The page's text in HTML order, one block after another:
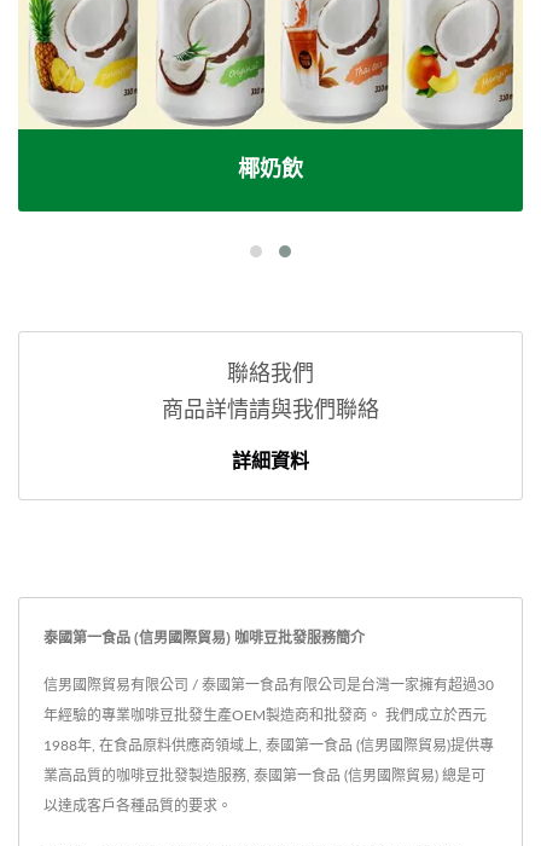
椰奶飲
聯絡我們
商品詳情請與我們聯絡
詳細資料
泰國第一食品 (信男國際貿易) 咖啡豆批發服務簡介
信男國際貿易有限公司 / 泰國第一食品有限公司是台灣一家擁有超過30
年經驗的專業咖啡豆批發生產OEM製造商和批發商。 我們成立於西元
1988年, 在食品原料供應商領域上, 泰國第一食品 (信男國際貿易)提供專
業高品質的咖啡豆批發製造服務, 泰國第一食品 (信男國際貿易) 總是可
以達成客戶各種品質的要求。